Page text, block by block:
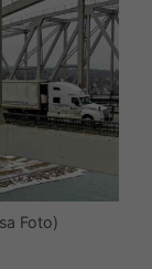
Foto)